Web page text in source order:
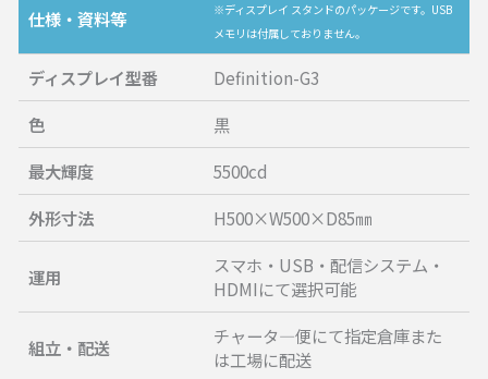
仕様・資料等
※ディスプレイ スタンドのパッケージです。USB
メモリは付属しておりません。
ディスプレイ型番
Definition-G3
色
黒
最大輝度
5500cd
外形寸法
H500×W500×D85㎜
運用
スマホ・USB・配信システム・
HDMIにて選択可能
組立・配送
チャータ―便にて指定倉庫また
は工場に配送